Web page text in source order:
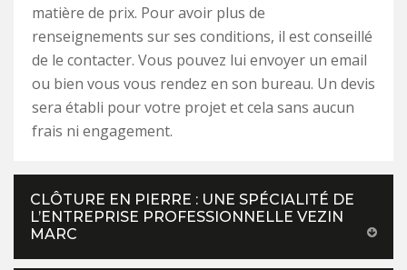
matière de prix. Pour avoir plus de
renseignements sur ses conditions, il est conseillé
de le contacter. Vous pouvez lui envoyer un email
ou bien vous vous rendez en son bureau. Un devis
sera établi pour votre projet et cela sans aucun
frais ni engagement.
CLÔTURE EN PIERRE : UNE SPÉCIALITÉ DE
L’ENTREPRISE PROFESSIONNELLE VEZIN
MARC